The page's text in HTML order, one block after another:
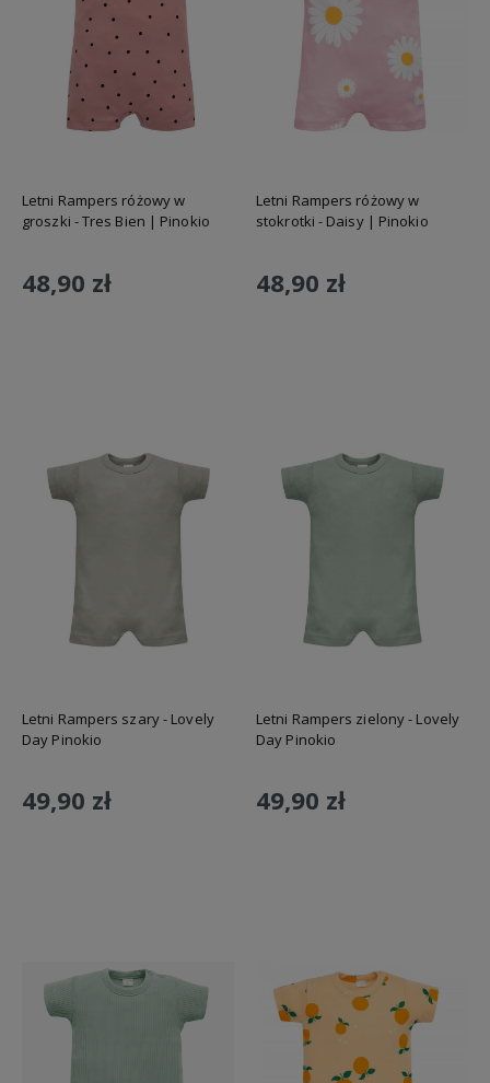
Letni Rampers różowy w
groszki - Tres Bien | Pinokio
48,90 zł
Letni Rampers różowy w
stokrotki - Daisy | Pinokio
48,90 zł
Letni Rampers szary - Lovely
Day Pinokio
49,90 zł
Letni Rampers zielony - Lovely
Day Pinokio
49,90 zł